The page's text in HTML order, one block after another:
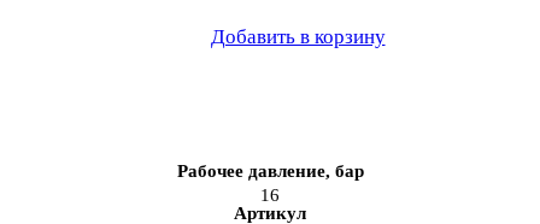
Добавить в корзину
Рабочее давление, бар
16
Артикул